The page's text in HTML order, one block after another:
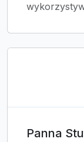
Panna